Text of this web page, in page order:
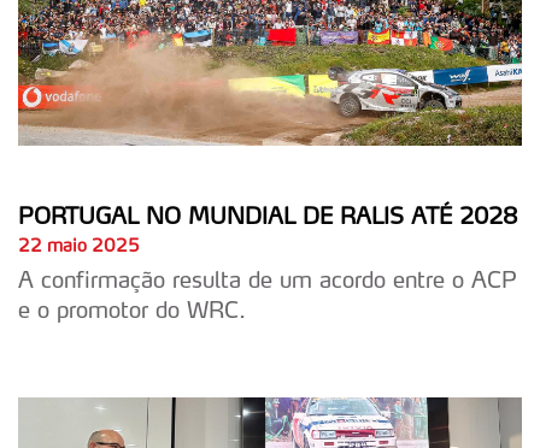
PORTUGAL NO MUNDIAL DE RALIS ATÉ 2028
22 maio 2025
A confirmação resulta de um acordo entre o ACP
e o promotor do WRC.